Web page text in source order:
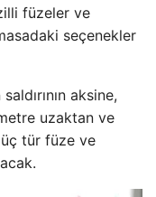
füzeler ve
seçenekler
aksine,
uzaktan ve
üç tür füze ve